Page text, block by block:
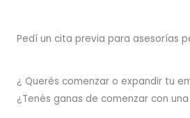
Pedí un cita previa para asesorías
¿ Querés comenzar o expandir tu
¿Tenés ganas de comenzar con